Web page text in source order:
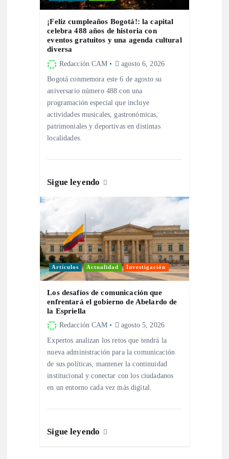
¡Feliz cumpleaños Bogotá!: la capital
celebra 488 años de historia con
eventos gratuitos y una agenda cultural
diversa
Redacción CAM agosto 6, 2026
Bogotá conmemora este 6 de agosto su
aniversario número 488 con una
programación especial que incluye
actividades musicales, gastronómicas,
patrimoniales y deportivas en distintas
localidades.
Sigue leyendo
Artículos Actualidad Investigación
Los desafíos de comunicación que
enfrentará el gobierno de Abelardo de
la Espriella
Redacción CAM agosto 5, 2026
Expertos analizan los retos que tendrá la
nueva administración para la comunicación
de sus políticas, mantener la continuidad
institucional y conectar con los ciudadanos
en un entorno cada vez más digital.
Sigue leyendo